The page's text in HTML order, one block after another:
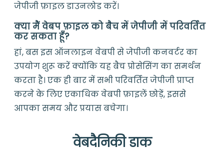
जेपीजी फ़ाइल डाउनलोड करें।
क्या मैं वेबप फ़ाइल को बैच में जेपीजी में परिवर्तित
कर सकता हूँ?
हां, बस इस ऑनलाइन वेबपी से जेपीजी कनवर्टर का
उपयोग शुरू करें क्योंकि यह बैच प्रोसेसिंग का समर्थन
करता है। एक ही बार में सभी परिवर्तित जेपीजी प्राप्त
करने के लिए एकाधिक वेबपी फ़ाइलें छोड़ें, इससे
आपका समय और प्रयास बचेगा।
वेबदैनिकी डाक